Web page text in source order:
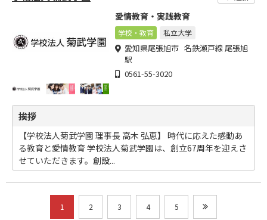
愛情教育・実践教育
学校・教育 私立大学
愛知県尾張旭市 名鉄瀬戸線 尾張旭
駅
0561-55-3020
挨拶
【学校法人菊武学園 理事長 高木 弘恵】 時代に応えた感動あ
る教育と愛情教育 学校法人菊武学園は、創立67周年を迎えさ
せていただきます。創設...
1 2 3 4 5